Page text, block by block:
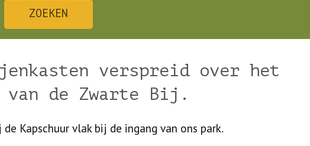
ZOEKEN
verspreid over het
de Zwarte Bij.
Kapschuur vlak bij de ingang van ons park.